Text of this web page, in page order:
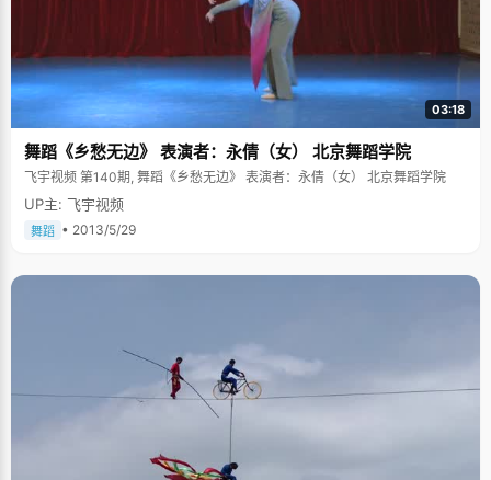
来，一个开朗乐观的女孩子，跟内向的传闻不符。徐语靖说，"以前确实很内
向，不爱说话，甚至高中的时候，如果没有人找我说话，我能一个人在教室
里默默的坐着，下课也不会主动找别人聊天。"上了大学以后，接触的人多
了，视野开阔了，徐语靖渐渐变得开朗起来，"以前我很喜欢当林黛玉，《红
楼梦》看过好几遍，不过现实中还是做个徐宝钗好，做个女强人。以后很多
事情都要自己去处理，还是需要强势一点的好。" 来自家庭的熏陶 浙江人大
多讲客家话，可是徐语靖的普通话将得很标准，听不出一点口音，除了带一
育，才六个月大的时候，妈妈就开始给她讲童话故事了，还买了很多讲故事
的磁带比如《鞠萍姐姐讲故事》等等，整天在家里放，所以徐语靖的普通话
比较好。徐语靖的家庭氛围很安静，用徐语靖的话讲就是"比较单一的生活模
式"，爸爸妈妈都很喜欢看书，也喜欢买书，一家人在家里的大多数时间就是
坐在一起看书，"家里有一个很大的书架，装满了书，几乎每个假期，我都是
在书架前度过。"徐语靖早期的内向性格大概与之有关吧。徐语靖也学过钢
也不指望我要多专业，她就是想我培养一些素质修养就可以了"，徐语靖说，
妈妈会刻意的培养我做事情要有个计划，几点到几点该做什么，规定时间内
一定要完成任务，甚至开始的时候做作业都给我规定了时间。"做事情有计划
是徐语靖最大的特点了，高中时候，每天早上5点半起床，晚上10点睡觉，
生活非常规律， 她总是能把每天该做的事情都很好的安排好，讲效率，重质
量，生活学习有条不紊，从来不熬夜也能保持很好的成绩。 未来的路很明晰
排坐着，自己看书，有时候也会听妈妈讲课。在她的耳濡目染之下，我也喜
03:18
舞蹈《乡愁无边》 表演者：永倩（女） 北京舞蹈学院
飞宇视频 第140期, 舞蹈《乡愁无边》 表演者：永倩（女） 北京舞蹈学院
UP主: 飞宇视频
舞蹈 • 2013/5/29